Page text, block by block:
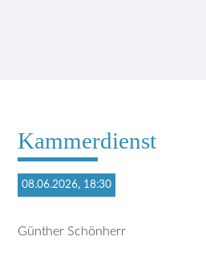
Kammerdienst
08.06.2026, 18:30
Günther Schönherr